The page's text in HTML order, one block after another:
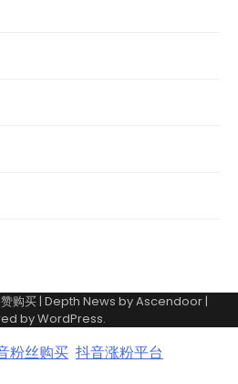
购买| Depth News byAscendoor|
byWordPress.
粉丝购买 抖音涨粉平台